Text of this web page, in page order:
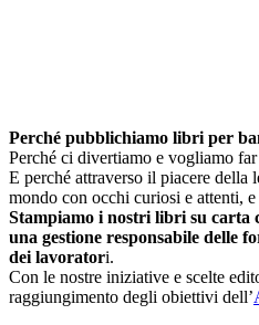
Perché pubblichiamo libri per
Perché ci divertiamo e vogliamo
E perché attraverso il piacere della
mondo con occhi curiosi e attenti,
Stampiamo i nostri libri su carta
una gestione responsabile delle
dei lavoratori.
Con le nostre iniziative e scelte
raggiungimento degli obiettivi dell’